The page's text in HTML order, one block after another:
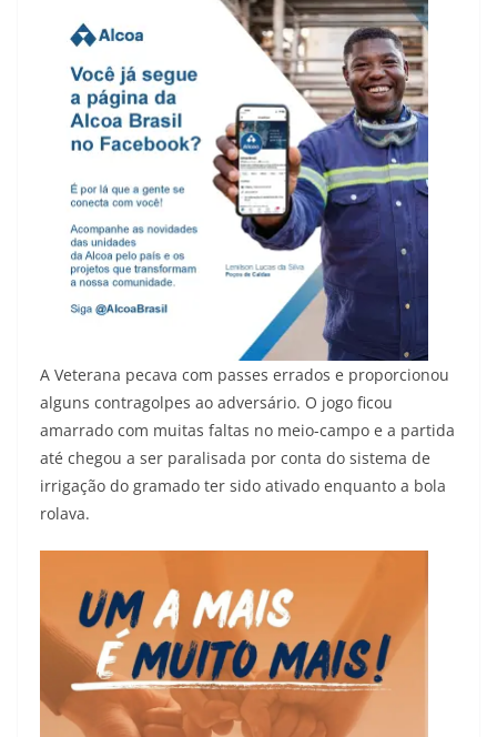
A Veterana pecava com passes errados e proporcionou
alguns contragolpes ao adversário. O jogo ficou
amarrado com muitas faltas no meio-campo e a partida
até chegou a ser paralisada por conta do sistema de
irrigação do gramado ter sido ativado enquanto a bola
rolava.